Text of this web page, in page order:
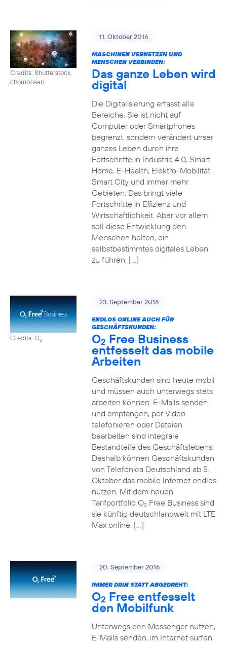
Credits: Shutterstock,
chombosan
11. Oktober 2016
MASCHINEN VERNETZEN UND
MENSCHEN VERBINDEN:
Das ganze Leben wird
digital
Die Digitalisierung erfasst alle
Bereiche. Sie ist nicht auf
Computer oder Smartphones
begrenzt, sondern verändert unser
ganzes Leben durch ihre
Fortschritte in Industrie 4.0, Smart
Home, E-Health, Elektro-Mobilität,
Smart City und immer mehr
Gebieten. Das bringt viele
Fortschritte in Effizienz und
Wirtschaftlichkeit. Aber vor allem
soll diese Entwicklung den
Menschen helfen, ein
selbstbestimmtes digitales Leben
zu führen, […]
Credits: O2
23. September 2016
ENDLOS ONLINE AUCH FÜR
GESCHÄFTSKUNDEN:
O2 Free Business
entfesselt das mobile
Arbeiten
Geschäftskunden sind heute mobil
und müssen auch unterwegs stets
arbeiten können. E-Mails senden
und empfangen, per Video
telefonieren oder Dateien
bearbeiten sind integrale
Bestandteile des Geschäftslebens.
Deshalb können Geschäftskunden
von Telefónica Deutschland ab 5.
Oktober das mobile Internet endlos
nutzen. Mit dem neuen
Tarifportfolio O2Free Business sind
sie künftig deutschlandweit mit LTE
Max online. […]
20. September 2016
IMMER DRIN STATT ABGEDREHT:
O2 Free entfesselt
den Mobilfunk
Unterwegs den Messenger nutzen,
E-Mails senden, im Internet surfen